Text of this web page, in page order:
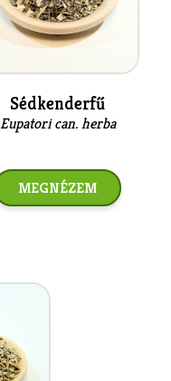
Sédkenderfű
Eupatori can. herba
MEGNÉZEM